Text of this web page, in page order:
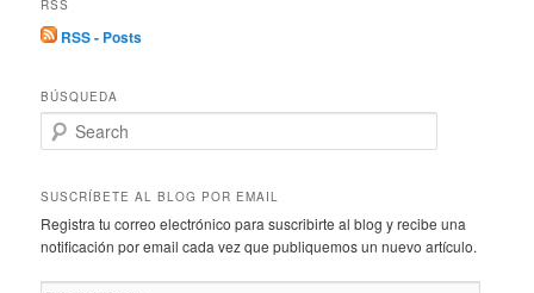
RSS
RSS - Posts
BÚSQUEDA
e
r
h
SUSCRÍBETE AL BLOG POR EMAIL
Registra tu correo electrónico para suscribirte al blog y recibe una
notificación por email cada vez que publiquemos un nuevo artículo.